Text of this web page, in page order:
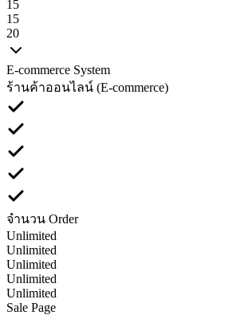
15
15
20
E-commerce System
ร้านค้าออนไลน์ (E-commerce)
จำนวน Order
Unlimited
Unlimited
Unlimited
Unlimited
Unlimited
Sale Page